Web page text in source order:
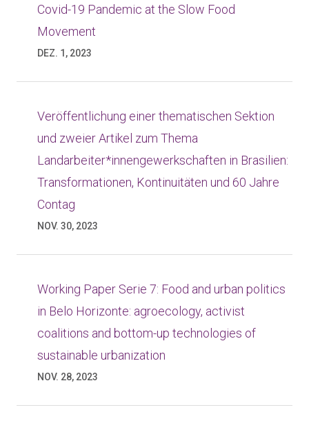
Covid-19 Pandemic at the Slow Food
Movement
DEZ. 1, 2023
Veröffentlichung einer thematischen Sektion
und zweier Artikel zum Thema
Landarbeiter*innengewerkschaften in Brasilien:
Transformationen, Kontinuitäten und 60 Jahre
Contag
NOV. 30, 2023
Working Paper Serie 7: Food and urban politics
in Belo Horizonte: agroecology, activist
coalitions and bottom-up technologies of
sustainable urbanization
NOV. 28, 2023